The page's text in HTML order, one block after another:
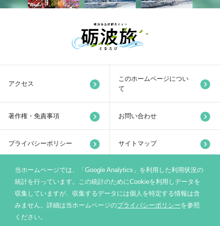
当ホームページでは、「Google Analytics」を利用した利用状況の
統計を行っています。この統計のためにCookieを利用しデータを
収集していますが、収集するデータには個人を特定する情報は含
みません。詳細は当ホームページのプライバシーポリシーを参照
ください。
アクセス
このホームページについ
て
著作権・免責事項 お問い合わせ
プライバシーポリシー サイトマップ
リンク集